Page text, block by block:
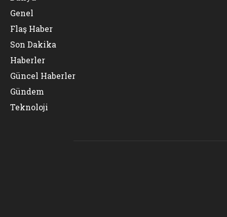
Genel
Flaş Haber
Son Dakika
Haberler
Güncel Haberler
Gündem
Teknoloji